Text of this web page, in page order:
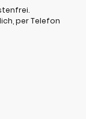
per Telefon